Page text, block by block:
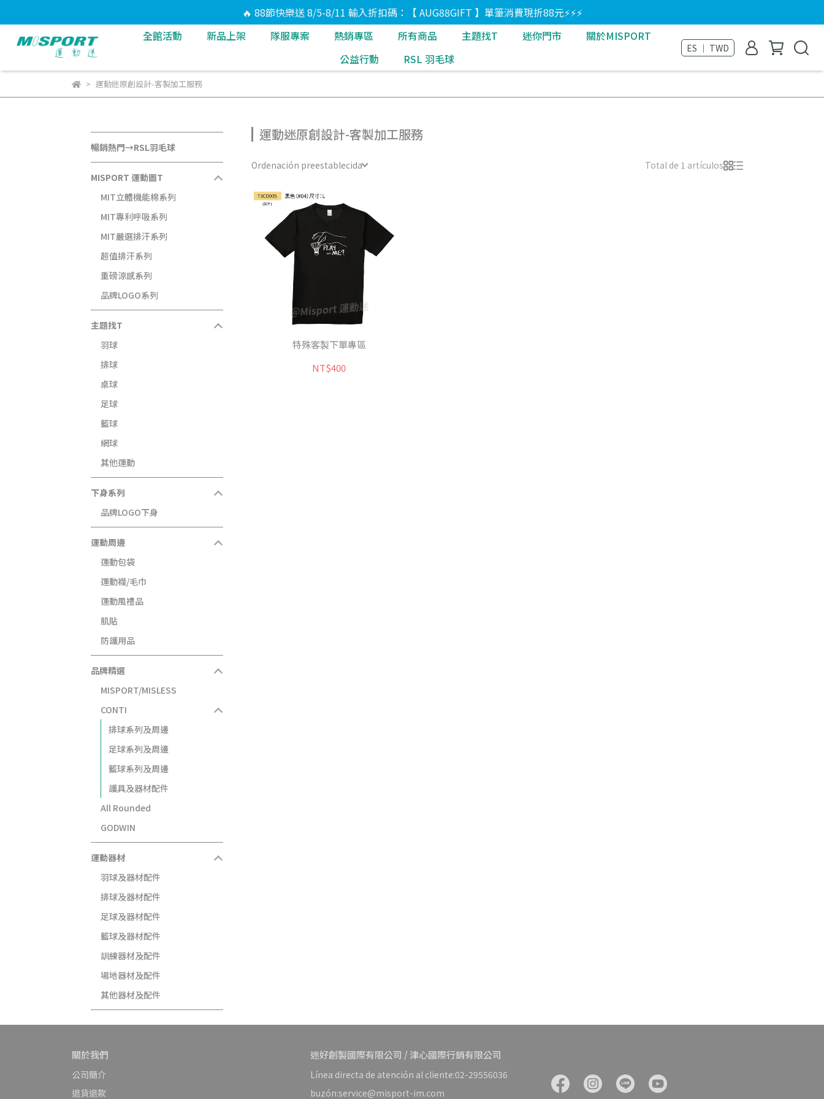
🔥 88節快樂送 8/5-8/11 輸入折扣碼：【 AUG88GIFT 】單筆消費現折88元⚡⚡⚡
全館活動
新品上架 隊服專案 熱銷專區 所有商品 主題找T 迷你門市
關於MISPORT
公益行動
RSL 羽毛球
ES ｜ TWD
運動迷原創設計-客製加工服務
暢銷熱門→RSL羽毛球
MISPORT 運動圖T
MIT立體機能棉系列
MIT專利呼吸系列
MIT嚴選排汗系列
超值排汗系列
重磅涼感系列
品牌LOGO系列
主題找T
羽球
排球
桌球
足球
籃球
網球
其他運動
下身系列
品牌LOGO下身
運動周邊
運動包袋
運動襪/毛巾
運動風禮品
肌貼
防護用品
品牌精選
MISPORT/MISLESS
CONTI
排球系列及周邊
足球系列及周邊
籃球系列及周邊
護具及器材配件
All Rounded
GODWIN
運動器材
羽球及器材配件
排球及器材配件
足球及器材配件
籃球及器材配件
訓練器材及配件
場地器材及配件
其他器材及配件
運動迷原創設計-客製加工服務
Ordenación preestablecida Total de 1 artículos
特殊客製下單專區
NT$400
關於我們
公司簡介
退貨退款
迷好創製國際有限公司 / 津心國際行銷有限公司
Línea directa de atención al cliente:02-29556036
buzón:service@misport-im.com